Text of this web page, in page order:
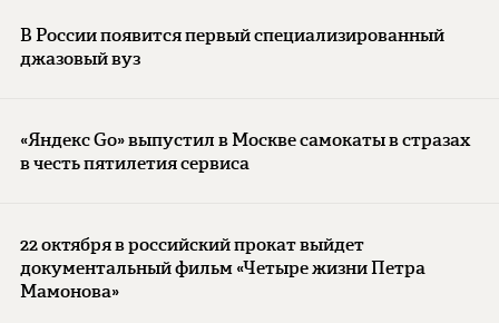
В России появится первый специализированный
джазовый вуз
«Яндекс Go» выпустил в Москве самокаты в стразах
в честь пятилетия сервиса
22 октября в российский прокат выйдет
документальный фильм «Четыре жизни Петра
Мамонова»